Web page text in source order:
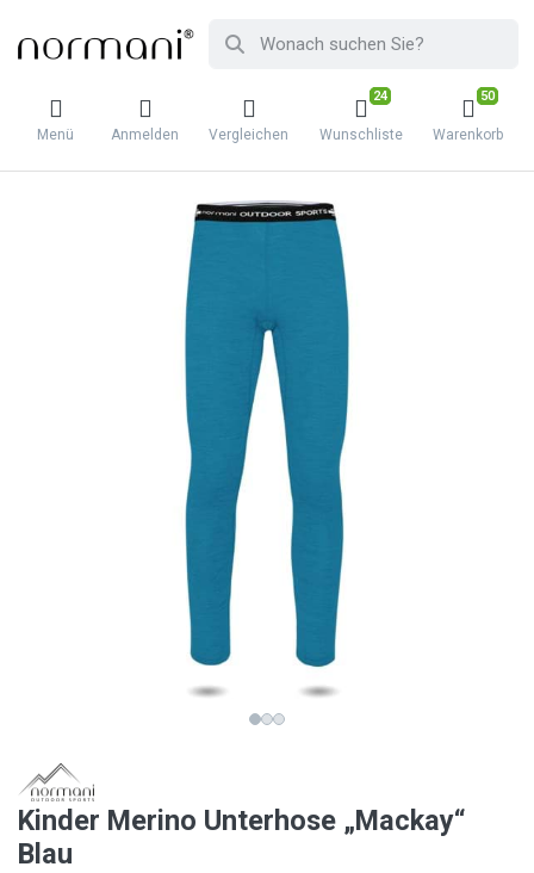
Menü Anmelden Vergleichen
24
Wunschliste
50
Warenkorb
Kinder Merino Unterhose „Mackay“
Blau